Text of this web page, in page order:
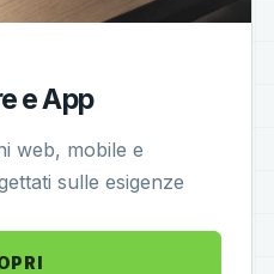
e App
web, mobile e
sulle esigenze